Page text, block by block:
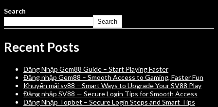
Search
Search
Recent Posts
Đăng Nhập Gem88 Guide – Start Playing Faster
Đăng nhập Gem88 – Smooth Access to Gaming, Faster Fun
Khuyến mãi sv88 – Smart Ways to Upgrade Your SV88 Play
Đăng nhập SV88 — Secure Login Tips for Smooth Access
Đăng Nhập Topbet – Secure Login Steps and Smart Tips